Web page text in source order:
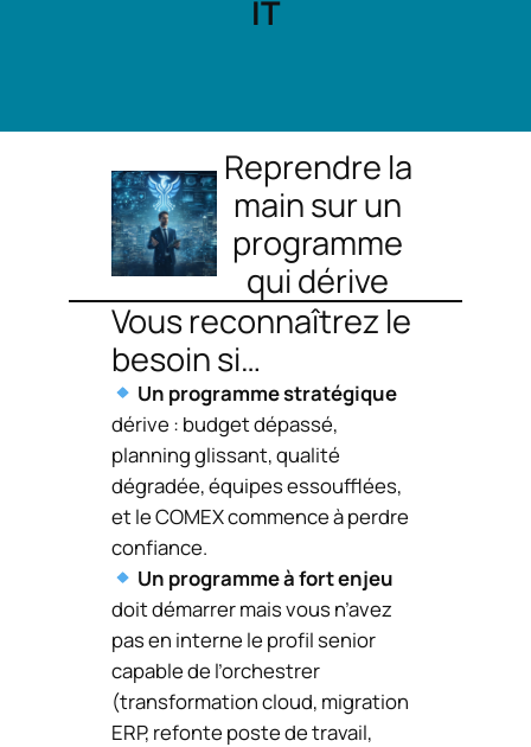
IT
Reprendre la
main sur un
programme
qui dérive
Vous reconnaîtrez le
besoin si…
Un programme stratégique
dérive : budget dépassé,
planning glissant, qualité
dégradée, équipes essoufflées,
et le COMEX commence à perdre
confiance.
Un programme à fort enjeu
doit démarrer mais vous n’avez
pas en interne le profil senior
capable de l’orchestrer
(transformation cloud, migration
ERP, refonte poste de travail,